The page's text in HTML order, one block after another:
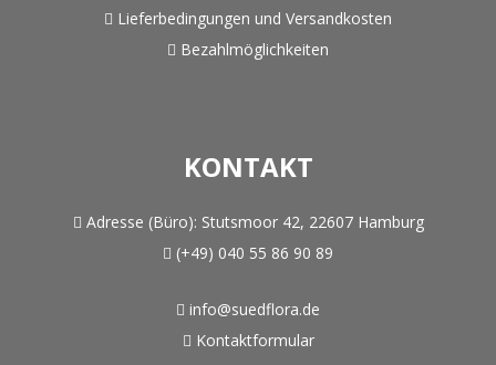
Lieferbedingungen und Versandkosten
Bezahlmöglichkeiten
KONTAKT
Adresse (Büro): Stutsmoor 42, 22607 Hamburg
(+49) 040 55 86 90 89
info@suedflora.de
Kontaktformular